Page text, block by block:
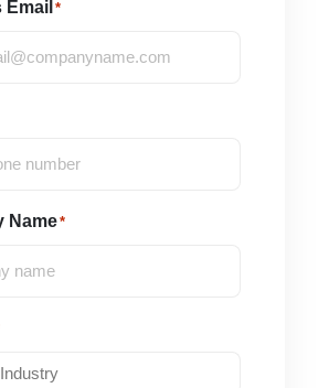
*
Name*